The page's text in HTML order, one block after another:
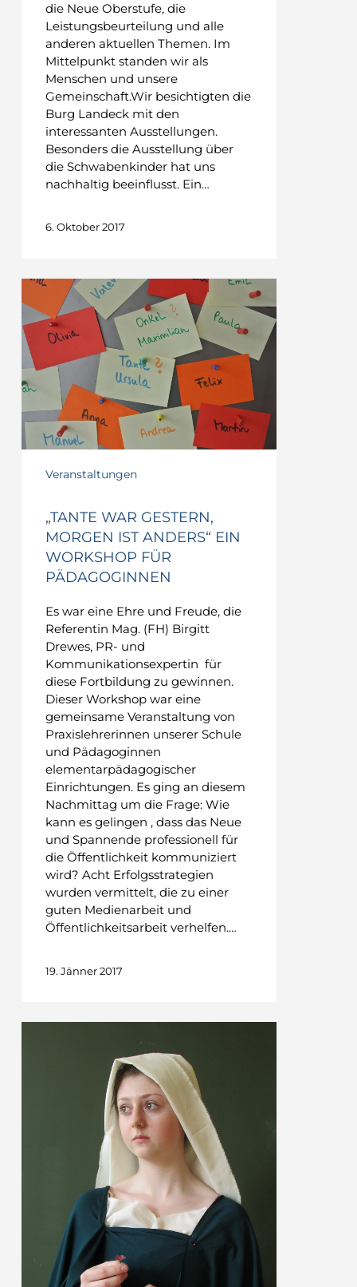
die Neue Oberstufe, die
Leistungsbeurteilung und alle
anderen aktuellen Themen. Im
Mittelpunkt standen wir als
Menschen und unsere
Gemeinschaft.Wir besichtigten die
Burg Landeck mit den
interessanten Ausstellungen.
Besonders die Ausstellung über
die Schwabenkinder hat uns
nachhaltig beeinflusst. Ein…
6. Oktober 2017
Veranstaltungen
„TANTE WAR GESTERN,
MORGEN IST ANDERS“ EIN
WORKSHOP FÜR
PÄDAGOGINNEN
Es war eine Ehre und Freude, die
Referentin Mag. (FH) Birgitt
Drewes, PR- und
Kommunikationsexpertin für
diese Fortbildung zu gewinnen.
Dieser Workshop war eine
gemeinsame Veranstaltung von
Praxislehrerinnen unserer Schule
und Pädagoginnen
elementarpädagogischer
Einrichtungen. Es ging an diesem
Nachmittag um die Frage: Wie
kann es gelingen , dass das Neue
und Spannende professionell für
die Öffentlichkeit kommuniziert
wird? Acht Erfolgsstrategien
wurden vermittelt, die zu einer
guten Medienarbeit und
Öffentlichkeitsarbeit verhelfen.…
19. Jänner 2017